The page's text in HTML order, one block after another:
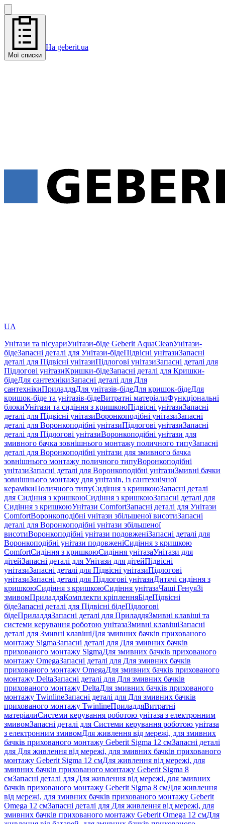
Мої списки
На geberit.ua
UA
Унітази та пісуариУнітази-біде Geberit AquaCleanУнітази-
бідеЗапасні деталі для Унітази-бідеПідвісні унітазиЗапасні
деталі для Підвісні унітазиПідлогові унітазиЗапасні деталі для
Підлогові унітазиКришки-бідеЗапасні деталі для Кришки-
бідеДля сантехнікиЗапасні деталі для Для
сантехнікиПриладдяДля унітазів-бідеДля кришок-бідеДля
кришок-біде та унітазів-бідеВитратні матеріалиФункціональні
блокиУнітази та сидіння з кришкоюПідвісні унітазиЗапасні
деталі для Підвісні унітазиВоронкоподібні унітазиЗапасні
деталі для Воронкоподібні унітазиПідлогові унітазиЗапасні
деталі для Підлогові унітазиВоронкоподібні унітази для
змивного бачка зовнішнього монтажу поличного типуЗапасні
деталі для Воронкоподібні унітази для змивного бачка
зовнішнього монтажу поличного типуВоронкоподібні
унітазиЗапасні деталі для Воронкоподібні унітазиЗмивні бачки
зовнішнього монтажу для унітазів, із сантехнічної
керамікиПоличного типуСидіння з кришкоюЗапасні деталі
для Сидіння з кришкоюСидіння з кришкоюЗапасні деталі для
Сидіння з кришкоюУнітази ComfortЗапасні деталі для Унітази
ComfortВоронкоподібні унітази збільшеної висотиЗапасні
деталі для Воронкоподібні унітази збільшеної
висотиВоронкоподібні унітази подовженіЗапасні деталі для
Воронкоподібні унітази подовженіСидіння з кришкою
ComfortСидіння з кришкоюСидіння унітазаУнітази для
дітейЗапасні деталі для Унітази для дітейПідвісні
унітазиЗапасні деталі для Підвісні унітазиПідлогові
унітазиЗапасні деталі для Підлогові унітазиДитячі сидіння з
кришкоюСидіння з кришкоюСидіння унітазаЧаші ГенуяЗі
змивомПриладдяКомплекти кріпленняБідеПідвісні
бідеЗапасні деталі для Підвісні бідеПідлогові
бідеПриладдяЗапасні деталі для ПриладдяЗмивні клавіші та
системи керування роботою унітазаЗмивні клавішіЗапасні
деталі для Змивні клавішіДля змивних бачків прихованого
монтажу SigmaЗапасні деталі для Для змивних бачків
прихованого монтажу SigmaДля змивних бачків прихованого
монтажу OmegaЗапасні деталі для Для змивних бачків
прихованого монтажу OmegaДля змивних бачків прихованого
монтажу DeltaЗапасні деталі для Для змивних бачків
прихованого монтажу DeltaДля змивних бачків прихованого
монтажу TwinlineЗапасні деталі для Для змивних бачків
прихованого монтажу TwinlineПриладдяВитратні
матеріалиСистеми керування роботою унітаза з електронним
змивомЗапасні деталі для Системи керування роботою унітаза
з електронним змивомДля живлення від мережі, для змивних
бачків прихованого монтажу Geberit Sigma 12 смЗапасні деталі
для Для живлення від мережі, для змивних бачків прихованого
монтажу Geberit Sigma 12 смДля живлення від мережі, для
змивних бачків прихованого монтажу Geberit Sigma 8
смЗапасні деталі для Для живлення від мережі, для змивних
бачків прихованого монтажу Geberit Sigma 8 смДля живлення
від мережі, для змивних бачків прихованого монтажу Geberit
Omega 12 смЗапасні деталі для Для живлення від мережі, для
змивних бачків прихованого монтажу Geberit Omega 12 смДля